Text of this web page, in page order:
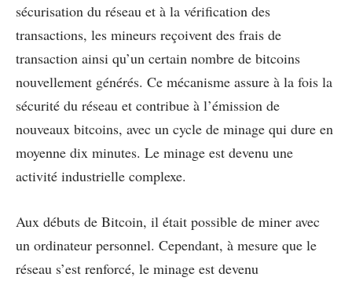
sécurisation du réseau et à la vérification des
transactions, les mineurs reçoivent des frais de
transaction ainsi qu’un certain nombre de bitcoins
nouvellement générés. Ce mécanisme assure à la fois la
sécurité du réseau et contribue à l’émission de
nouveaux bitcoins, avec un cycle de minage qui dure en
moyenne dix minutes. Le minage est devenu une
activité industrielle complexe.
Aux débuts de Bitcoin, il était possible de miner avec
un ordinateur personnel. Cependant, à mesure que le
réseau s’est renforcé, le minage est devenu